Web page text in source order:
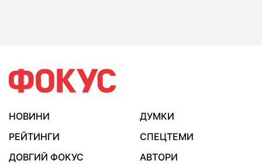
НОВИНИ
ДУМКИ
РЕЙТИНГИ
СПЕЦТЕМИ
ДОВГИЙ ФОКУС
АВТОРИ